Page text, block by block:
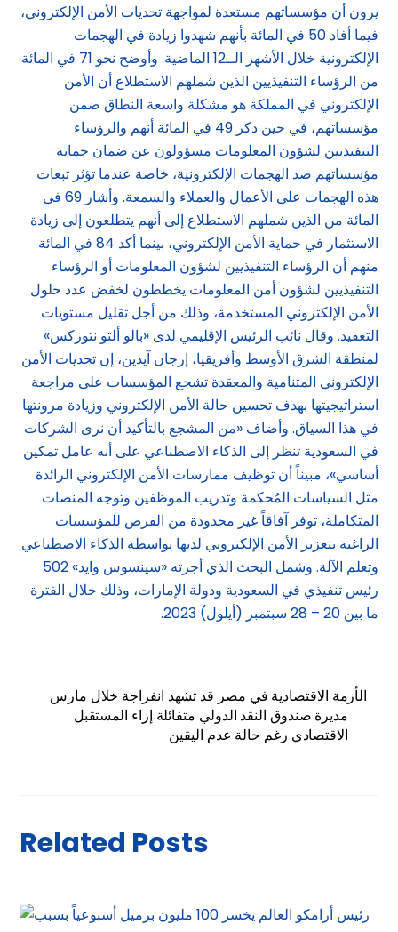
يرون أن مؤسساتهم مستعدة لمواجهة تحديات الأمن الإلكتروني،
فيما أفاد 50 في المائة بأنهم شهدوا زيادة في الهجمات
الإلكترونية خلال الأشهر الــ12 الماضية. وأوضح نحو 71 في المائة
من الرؤساء التنفيذيين الذين شملهم الاستطلاع أن الأمن
الإلكتروني في المملكة هو مشكلة واسعة النطاق ضمن
مؤسساتهم، في حين ذكر 49 في المائة أنهم والرؤساء
التنفيذيين لشؤون المعلومات مسؤولون عن ضمان حماية
مؤسساتهم ضد الهجمات الإلكترونية، خاصة عندما تؤثر تبعات
هذه الهجمات على الأعمال والعملاء والسمعة. وأشار 69 في
المائة من الذين شملهم الاستطلاع إلى أنهم يتطلعون إلى زيادة
الاستثمار في حماية الأمن الإلكتروني، بينما أكد 84 في المائة
منهم أن الرؤساء التنفيذيين لشؤون المعلومات أو الرؤساء
التنفيذيين لشؤون أمن المعلومات يخططون لخفض عدد حلول
الأمن الإلكتروني المستخدمة، وذلك من أجل تقليل مستويات
التعقيد. وقال نائب الرئيس الإقليمي لدى «بالو ألتو نتوركس»
لمنطقة الشرق الأوسط وأفريقيا، إرجان آيدين، إن تحديات الأمن
الإلكتروني المتنامية والمعقدة تشجع المؤسسات على مراجعة
استراتيجيتها بهدف تحسين حالة الأمن الإلكتروني وزيادة مرونتها
في هذا السياق. وأضاف «من المشجع بالتأكيد أن نرى الشركات
في السعودية تنظر إلى الذكاء الاصطناعي على أنه عامل تمكين
أساسي»، مبيناً أن توظيف ممارسات الأمن الإلكتروني الرائدة
مثل السياسات المُحكمة وتدريب الموظفين وتوجه المنصات
المتكاملة، توفر آفاقاً غير محدودة من الفرص للمؤسسات
الراغبة بتعزيز الأمن الإلكتروني لديها بواسطة الذكاء الاصطناعي
وتعلم الآلة. وشمل البحث الذي أجرته «سينسوس وايد» 502
رئيس تنفيذي في السعودية ودولة الإمارات، وذلك خلال الفترة
ما بين 20 – 28 سبتمبر (أيلول) 2023.
الأزمة الاقتصادية في مصر قد تشهد انفراجة خلال مارس
مديرة صندوق النقد الدولي متفائلة إزاء المستقبل
الاقتصادي رغم حالة عدم اليقين
Related Posts